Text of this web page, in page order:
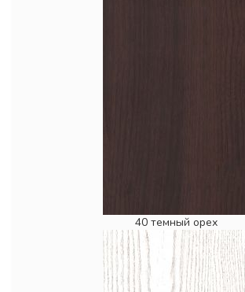
40 темный орех